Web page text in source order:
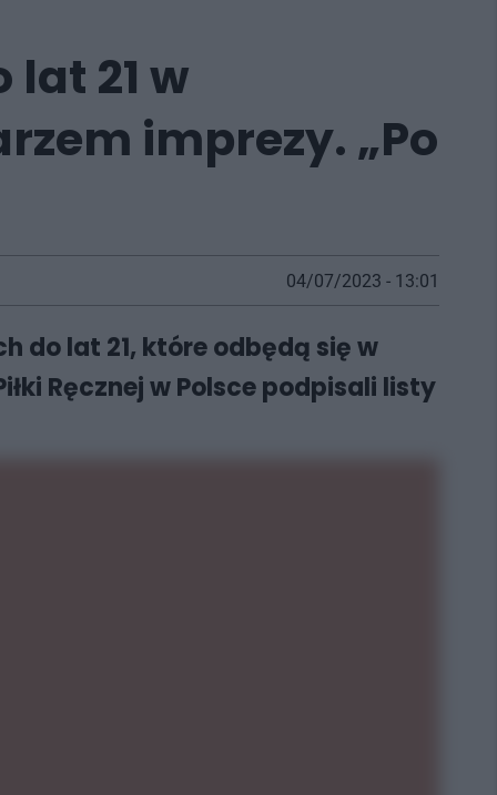
21 w
imprezy. „Po
04/07/2023 - 13:01
do lat 21, które odbędą się w
Ręcznej w Polsce podpisali listy